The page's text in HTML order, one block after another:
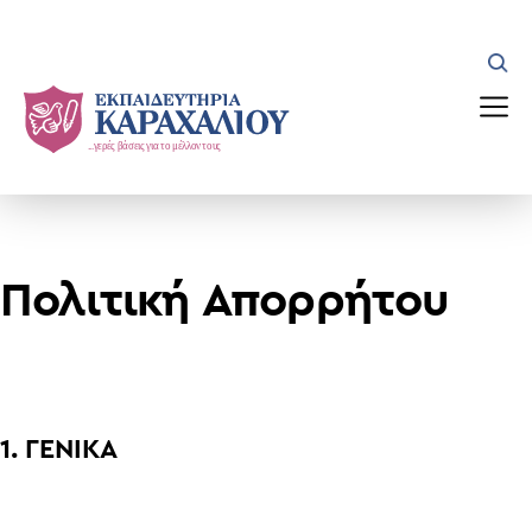
content
Πολιτική Απορρήτου
1. ΓΕΝΙΚΑ